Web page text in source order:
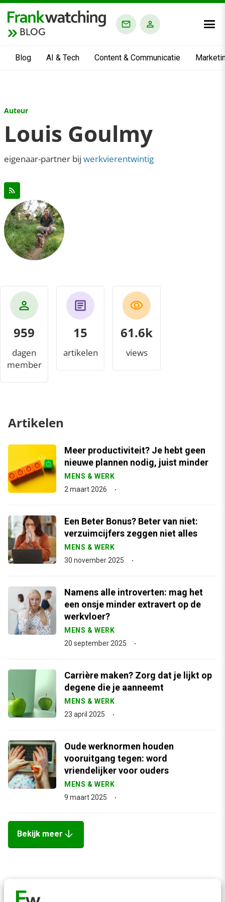
BLOG
Blog AI & Tech Content & Communicatie
Auteur
Louis Goulmy
eigenaar-partner bij werkvierentwintig
959
dagen
member
15
artikelen
70.8k
views
Artikelen
Meer productiviteit? Je hebt geen
nieuwe plannen nodig, juist minder
MENS & WERK
2 maart 2026
Een Beter Bonus? Beter van niet:
verzuimcijfers zeggen niet alles
MENS & WERK
30 november 2025
Namens alle introverten: mag het
een onsje minder extravert op de
werkvloer?
MENS & WERK
20 september 2025
Carrière maken? Zorg dat je lijkt op
degene die je aanneemt
MENS & WERK
23 april 2025
Oude werknormen houden
vooruitgang tegen: word
vriendelijker voor ouders
MENS & WERK
9 maart 2025
Bekijk meer arrow_downward
Contact